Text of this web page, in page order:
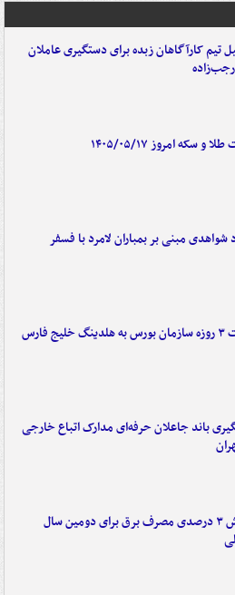
تیم کارآگاهان زبده برای دستگیری عاملان
و سکه امروز ۱۴۰۵/۰۵/۱۷
مبنی بر بمباران لامرد با فسفر
فارس
باند جاعلان حرفه‌ای مدارک اتباع خارجی
کاهش ۳ درصدی مصرف برق برای دومین سال